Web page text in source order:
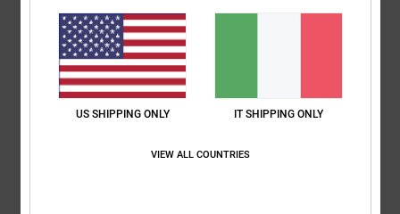
4.3
basato su3 recensioni verificate
dal dicembre 2025
US SHIPPING ONLY IT SHIPPING ONLY
VIEW ALL COUNTRIES